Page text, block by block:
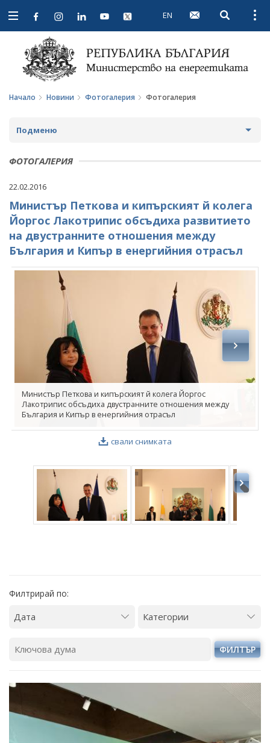
Open
navigation
EN Open
Начало Новини Фотогалерия Фотогалерия
Подменю
НОВИНИ
ПРЕДСТОЯЩИ СЪБИТИЯ
ЗА ОБЩЕСТВЕНО ОБСЪЖДАНЕ
ПРОЕКТИ ЗА ОБЩЕСТВЕНО ОБСЪЖДАНЕ
ЗАВЪРШИЛИ ПРОЦЕДУРИ ЗА ОБЩЕСТВЕНО
ИНТЕРВЮТА
ПАРЛАМЕНТАРЕН КОНТРОЛ
ФОТОГАЛЕРИЯ
ФОТОГАЛЕРИЯ
22.02.2016
Министър Петкова и кипърският й колега
Йоргос Лакотрипис обсъдиха развитието
на двустранните отношения между
България и Кипър в енергийния отрасъл
свали снимката
Министър Петкова и кипърският й колега Йоргос
Лакотрипис обсъдиха двустранните отношения между
България и Кипър в енергийния отрасъл
Филтрирай по:
ФИЛТЪР